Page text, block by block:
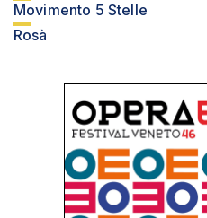
Movimento 5 Stelle
Rosà